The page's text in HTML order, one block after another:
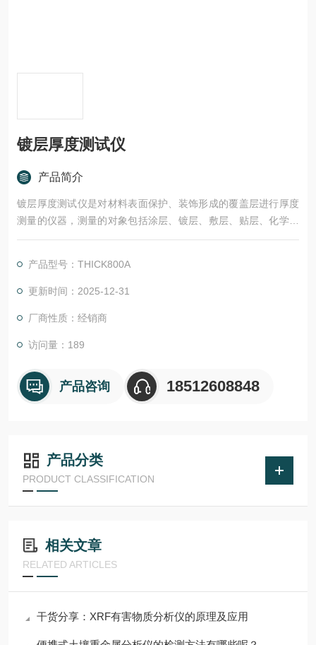
镀层厚度测试仪
产品简介
镀层厚度测试仪是对材料表面保护、装饰形成的覆盖层进行厚度
测量的仪器，测量的对象包括涂层、镀层、敷层、贴层、化学生
成膜等。测试方法主要分为：电涡流法、磁感应法、金相法、库
以及关系。
产品型号：THICK800A
更新时间：2025-12-31
厂商性质：经销商
访问量：189
产品咨询 18512608848
产品分类
PRODUCT CLASSIFICATION
相关文章
RELATED ARTICLES
干货分享：XRF有害物质分析仪的原理及应用